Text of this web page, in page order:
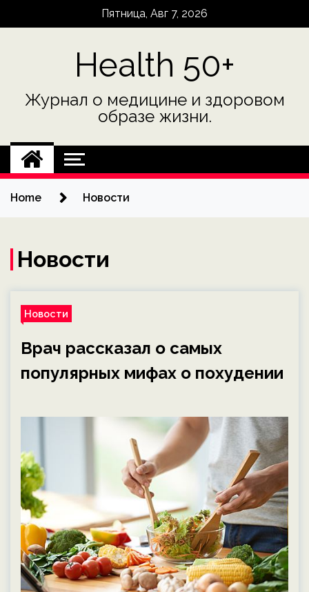
Пятница, Авг 7, 2026
Health 50+
Журнал о медицине и здоровом
образе жизни.
Home Новости
Новости
Новости
Врач рассказал о самых
популярных мифах о похудении